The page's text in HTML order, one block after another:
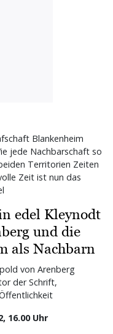
Blankenheim
jede Nachbarschaft so
Territorien Zeiten
Zeit ist nun das
edel Kleynodt
und die
als Nachbarn
von Arenberg
der Schrift,
16.00 Uhr